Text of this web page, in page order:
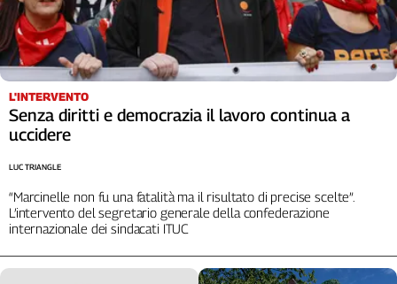
Toscana
Trentino
Umbria
D'Aosta
Veneto
Storico
2014
Cerca
L'INTERVENTO
Senza diritti e democrazia il lavoro continua a
uccidere
“Marcinelle non fu una fatalità ma il risultato di precise scelte”.
L’intervento del segretario generale della confederazione
internazionale dei sindacati ITUC
LUC TRIANGLE